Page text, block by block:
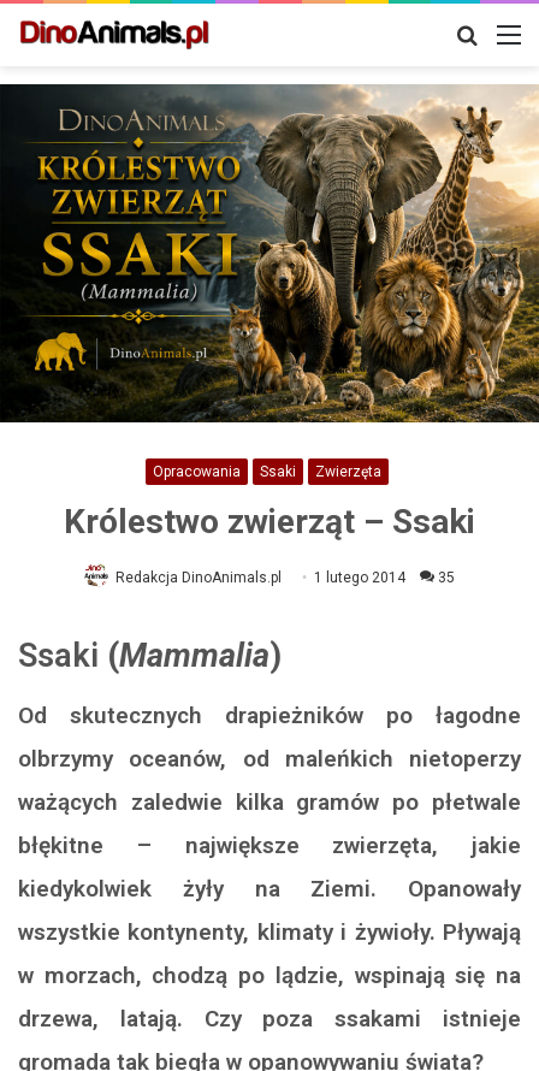
Szukaj
Opracowania Ssaki Zwierzęta
Królestwo zwierząt – Ssaki
Redakcja DinoAnimals.pl 1 lutego 2014 35
Ssaki (Mammalia)
Od skutecznych drapieżników po łagodne
olbrzymy oceanów, od maleńkich nietoperzy
ważących zaledwie kilka gramów po płetwale
błękitne – największe zwierzęta, jakie
kiedykolwiek żyły na Ziemi. Opanowały
wszystkie kontynenty, klimaty i żywioły. Pływają
w morzach, chodzą po lądzie, wspinają się na
drzewa, latają. Czy poza ssakami istnieje
gromada tak biegła w opanowywaniu świata?